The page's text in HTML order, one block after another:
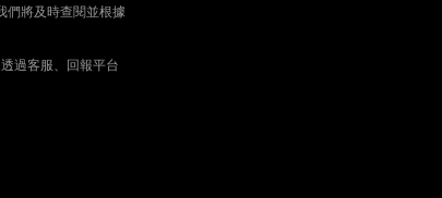
們將及時查閱並根據
過客服、回報平台